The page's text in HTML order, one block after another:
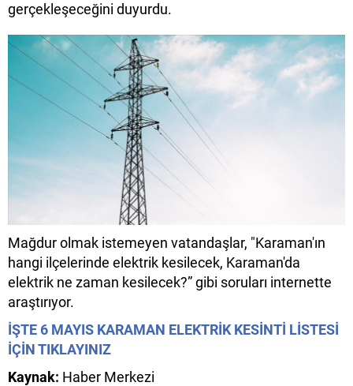
gerçekleşeceğini duyurdu.
Mağdur olmak istemeyen vatandaşlar, "Karaman'ın
hangi ilçelerinde elektrik kesilecek, Karaman'da
elektrik ne zaman kesilecek?” gibi soruları internette
araştırıyor.
İŞTE 6 MAYIS KARAMAN ELEKTRİK KESİNTİ LİSTESİ
İÇİN TIKLAYINIZ
Kaynak: Haber Merkezi